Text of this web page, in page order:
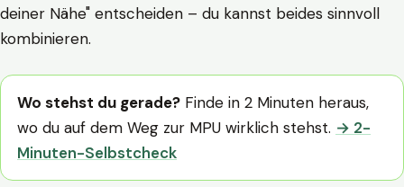
deiner Nähe" entscheiden – du kannst beides sinnvoll
kombinieren.
Wo stehst du gerade? Finde in 2 Minuten heraus,
wo du auf dem Weg zur MPU wirklich stehst. → 2-
Minuten-Selbstcheck